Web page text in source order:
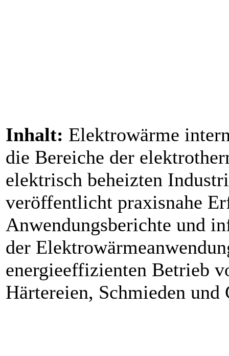
Inhalt: Elektrowärme
die Bereiche der
elektrisch beheizten
veröffentlicht praxisnahe
Anwendungsberichte und
der
energieeffizienten Betrieb
Härtereien, Schmieden und